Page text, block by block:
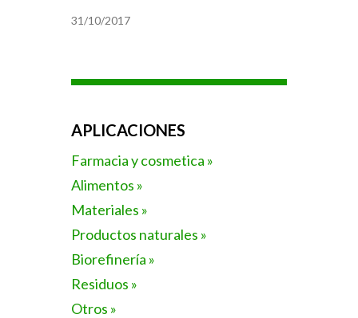
31/10/2017
APLICACIONES
Farmacia y cosmetica »
Alimentos »
Materiales »
Productos naturales »
Biorefinería »
Residuos »
Otros »